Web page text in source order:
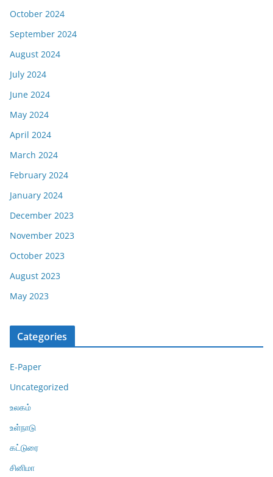
October 2024
September 2024
August 2024
July 2024
June 2024
May 2024
April 2024
March 2024
February 2024
January 2024
December 2023
November 2023
October 2023
August 2023
May 2023
Categories
E-Paper
Uncategorized
உலகம்
உள்நாடு
கட்டுரை
சினிமா